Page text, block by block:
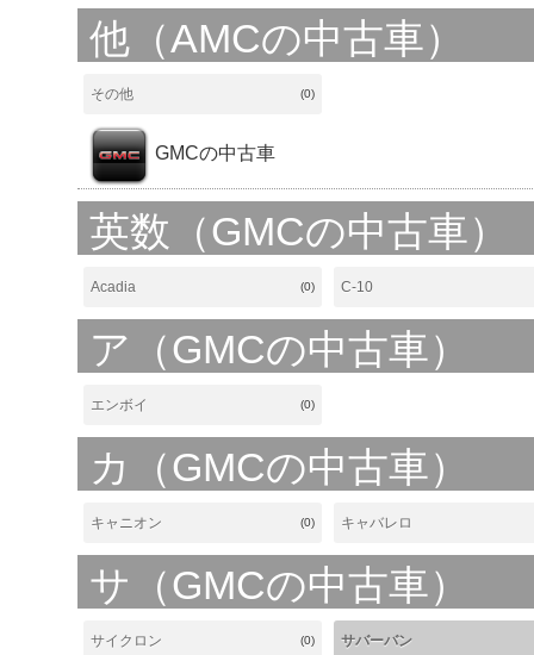
他（AMCの中古車）
その他 (0)
GMCの中古車
英数（GMCの中古車）
Acadia (0) C-10
ア（GMCの中古車）
エンボイ (0)
カ（GMCの中古車）
キャニオン (0) キャバレロ
サ（GMCの中古車）
サイクロン (0) サバーバン